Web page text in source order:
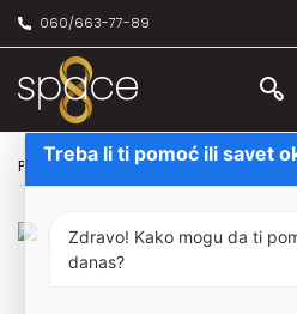
060/663-77-89
Početna/Bezalkoholno/ Čajevi/
Treba li ti pomoć ili savet
Zdravo! Kako mogu da ti
danas?